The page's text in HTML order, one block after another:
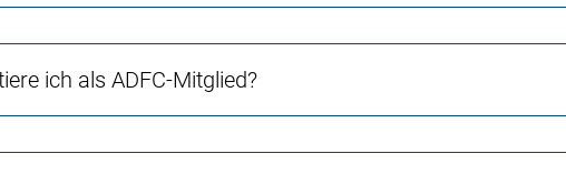
ich als ADFC-Mitglied?